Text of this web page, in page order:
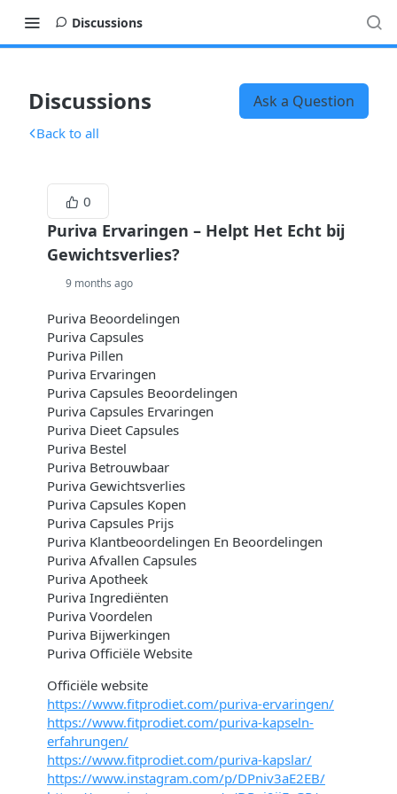
Discussions
Discussions Ask a Question
Back to all
0
Puriva Ervaringen – Helpt Het Echt bij
Gewichtsverlies?
9 months ago
Puriva Beoordelingen
Puriva Capsules
Puriva Pillen
Puriva Ervaringen
Puriva Capsules Beoordelingen
Puriva Capsules Ervaringen
Puriva Dieet Capsules
Puriva Bestel
Puriva Betrouwbaar
Puriva Gewichtsverlies
Puriva Capsules Kopen
Puriva Capsules Prijs
Puriva Klantbeoordelingen En Beoordelingen
Puriva Afvallen Capsules
Puriva Apotheek
Puriva Ingrediënten
Puriva Voordelen
Puriva Bijwerkingen
Puriva Officiële Website
Officiële website
https://www.fitprodiet.com/puriva-ervaringen/
https://www.fitprodiet.com/puriva-kapseln-
erfahrungen/
https://www.fitprodiet.com/puriva-kapslar/
https://www.instagram.com/p/DPniv3aE2EB/